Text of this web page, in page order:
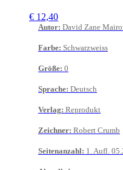
€ 12,40
Autor: David Zane
Farbe: Schwarzweiss
Größe: 0
Sprache: Deutsch
Verlag: Reprodukt
Zeichner: Robert Crumb
Seitenanzahl: 1. Aufl.